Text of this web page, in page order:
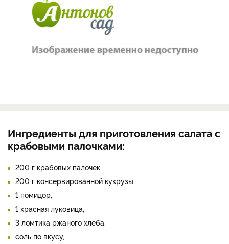
Ингредиенты для приготовления салата с
крабовыми палочками:
200 г крабовых палочек,
200 г консервированной кукрузы,
1 помидор,
1 красная луковица,
3 ломтика ржаного хлеба,
соль по вкусу,